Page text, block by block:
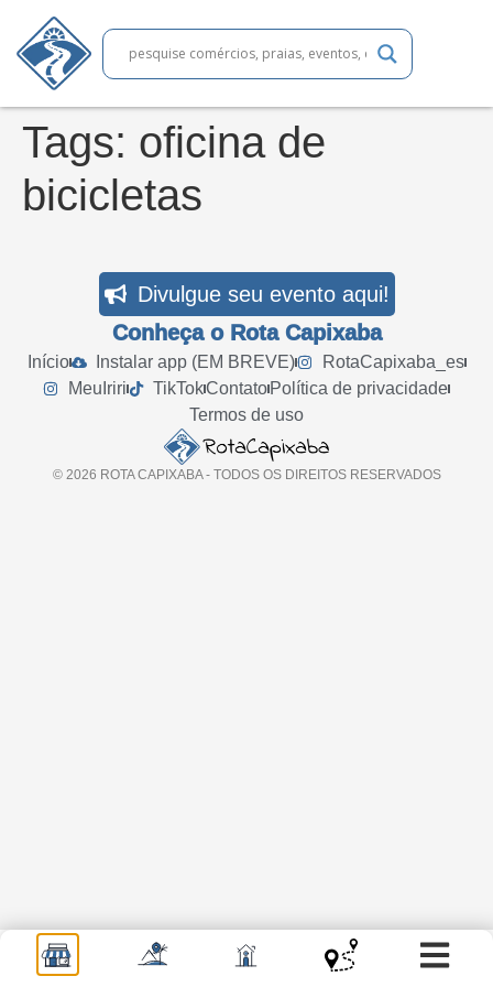
Tags: oficina de
bicicletas
Divulgue seu evento aqui!
Conheça o Rota Capixaba
Início Instalar app (EM BREVE)
RotaCapixaba_es
MeuIriri
TikTokContato Política de privacidade
Termos de uso
© 2026 ROTA CAPIXABA - TODOS OS DIREITOS RESERVADOS